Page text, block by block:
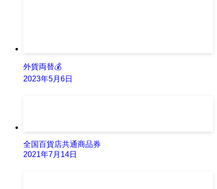
外貨両替💰
2023年5月6日
全国百貨店共通商品券
2021年7月14日